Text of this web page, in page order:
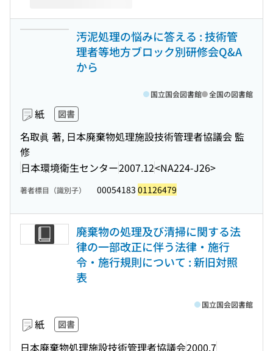
汚泥処理の悩みに答える : 技術管
理者等地方ブロック別研修会Q&A
から
紙 図書
名取眞 著, 日本廃棄物処理施設技術管理者協議会 監
修
日本環境衛生センター2007.12<NA224-J26>
国立国会図書館 全国の図書館
著者標目（識別子） 00054183 01126479
廃棄物の処理及び清掃に関する法
律の一部改正に伴う法律・施行
令・施行規則について : 新旧対照
表
紙 図書
日本廃棄物処理施設技術管理者協議会2000.7
国立国会図書館